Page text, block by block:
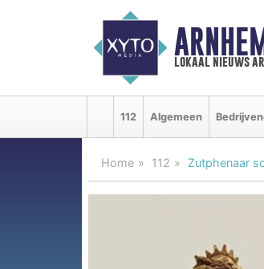
lokaal nieuws
112 Algemeen
Home 112 Zutphenaar